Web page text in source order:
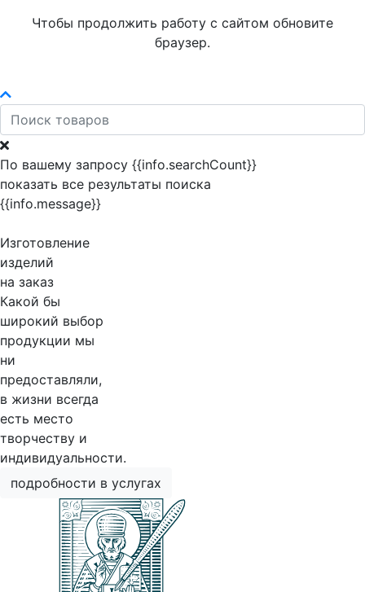
Чтобы продолжить работу с сайтом обновите
браузер.
По вашему запросу {{info.searchCount}}
показать все результаты поиска
{{info.message}}
Изготовление
изделий
на заказ
Какой бы
широкий выбор
продукции мы
ни
предоставляли,
в жизни всегда
есть место
творчеству и
индивидуальности.
подробности в услугах